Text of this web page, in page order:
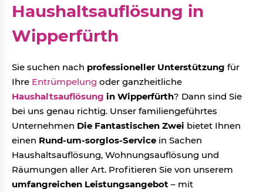
Haushaltsauflösung in
Wipperfürth
Sie suchen nach professioneller Unterstützung für
Ihre Entrümpelung oder ganzheitliche
Haushaltsauflösung in Wipperfürth? Dann sind Sie
bei uns genau richtig. Unser familiengeführtes
Unternehmen Die Fantastischen Zwei bietet Ihnen
einen Rund-um-sorglos-Service in Sachen
Haushaltsauflösung, Wohnungsauflösung und
Räumungen aller Art. Profitieren Sie von unserem
umfangreichen Leistungsangebot – mit